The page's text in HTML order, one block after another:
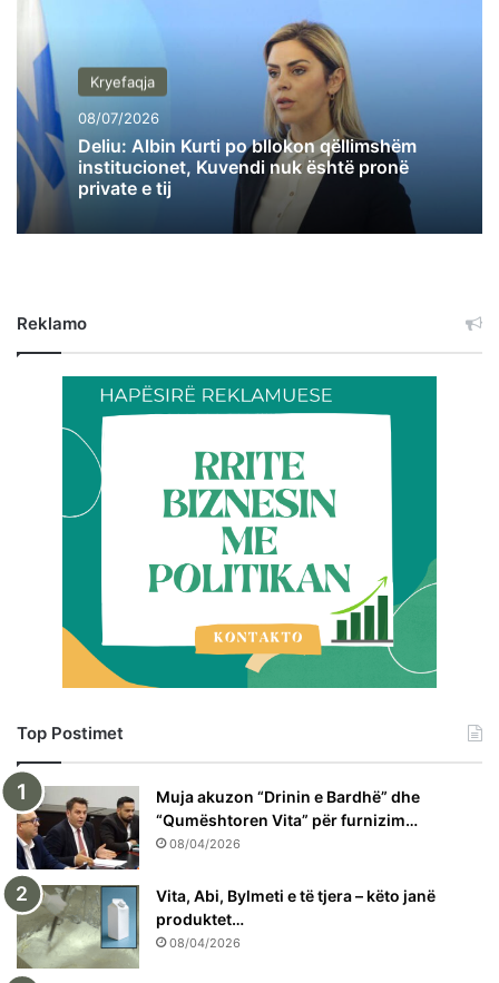
Kryefaqja
08/07/2026
Deliu: Albin Kurti po bllokon qëllimshëm
institucionet, Kuvendi nuk është pronë
private e tij
Reklamo
Top Postimet
Muja akuzon “Drinin e Bardhë” dhe
“Qumështoren Vita” për furnizim…
08/04/2026
Vita, Abi, Bylmeti e të tjera – këto janë
produktet…
08/04/2026